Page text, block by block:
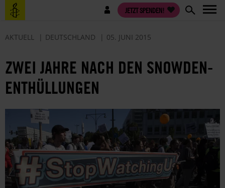
Direkt
zum
Benutzermenü JETZT SPENDEN!
AKTUELL DEUTSCHLAND 05. JUNI 2015
ZWEI JAHRE NACH DEN SNOWDEN-
ENTHÜLLUNGEN